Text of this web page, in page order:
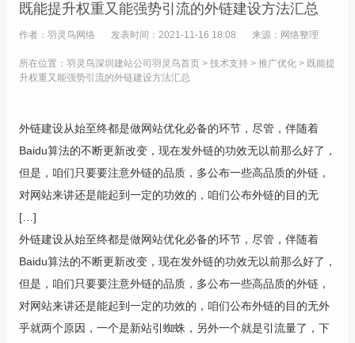
既能提升权重又能强势引流的外链建设方法汇总
作者：羽灵鸟网络 发表时间：2021-11-16 18:08 来源：网络整理
所在位置：羽灵鸟深圳建站公司 羽灵鸟首页> 技术支持> 推广优化> 既能提
升权重又能强势引流的外链建设方法汇总
外链建设从始至终都是做网站优化必备的环节，尽管，伴随着
Baidu算法的不断更新改变，现在发外链的功效无以前那么好了，
但是，咱们只要要注意外链的品质，多公布一些高品质的外链，
对网站来讲还是能起到一定的功效的，咱们公布外链的目的无
[…]
外链建设从始至终都是做网站优化必备的环节，尽管，伴随着
Baidu算法的不断更新改变，现在发外链的功效无以前那么好了，
但是，咱们只要要注意外链的品质，多公布一些高品质的外链，
对网站来讲还是能起到一定的功效的，咱们公布外链的目的无外
乎就两个原因，一个是新站引蜘蛛，另外一个就是引流量了，下